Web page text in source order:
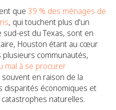
que 39 % des ménages de
, qui touchent plus d'un
est du Texas, sont en
Houston étant au cœur
plusieurs communautés,
mal à se procurer
souvent en raison de la
disparités économiques et
naturelles.